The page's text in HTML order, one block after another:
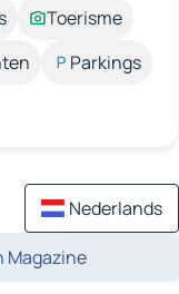
Toerisme
Parkings
Nederlands
Magazine